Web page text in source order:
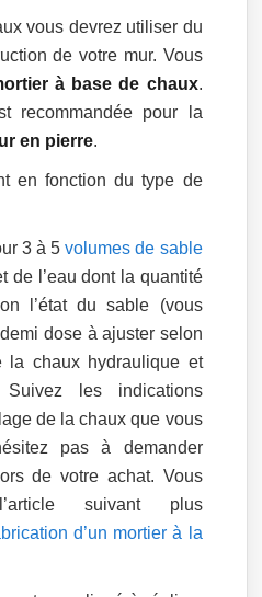
vous devrez utiliser du
de votre mur. Vous
à base de chaux.
recommandée pour la
en pierre.
en fonction du type de
3 à 5volumes de sable
de l’eau dont la quantité
l’état du sable (vous
dose à ajuster selon
la chaux hydraulique et
les indications
de la chaux que vous
pas à demander
de votre achat. Vous
suivant plus
d’un mortier à la